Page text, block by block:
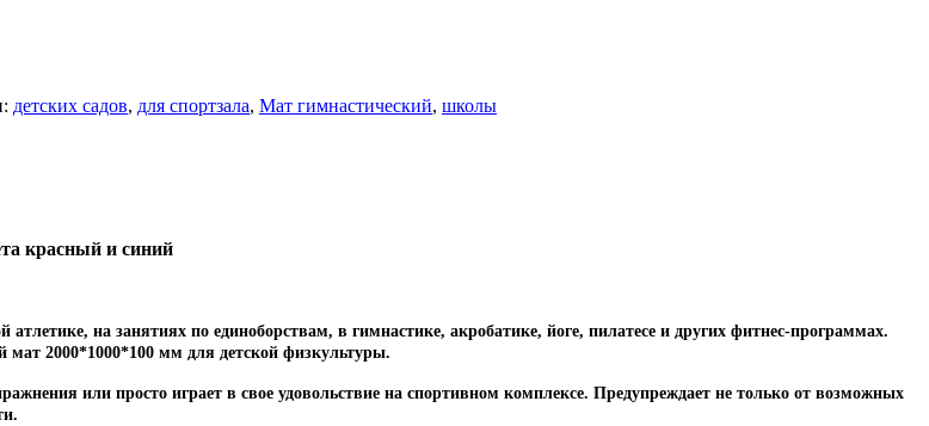
детских садов, для спортзала, Мат гимнастический, школы
красный и синий
на занятиях по единоборствам, в гимнастике, акробатике, йоге, пилатесе и других фитнес-программах.
2000*1000*100 мм для детской физкультуры.
или просто играет в свое удовольствие на спортивном комплексе. Предупреждает не только от возможных